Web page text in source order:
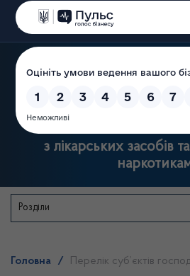
Державна
з лікарських засобів
Розділи
Головна /
Перелік суб’єктів